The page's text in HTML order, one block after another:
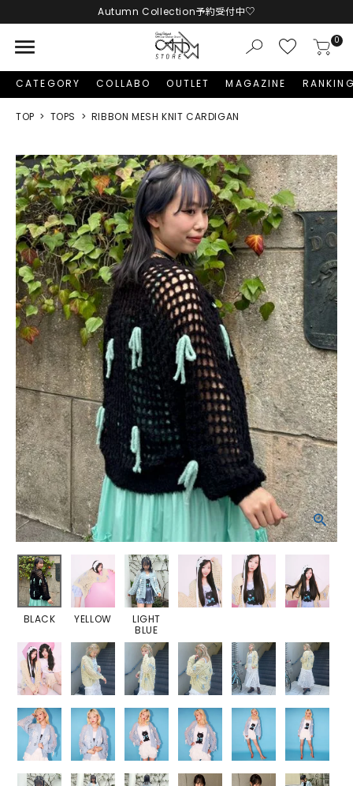
Autumn Collection予約受付中♡
LINE友だち追加 + ID連携で1,000円OFFクーポンプレゼント
新規会員登録で1,000円分のポイントプレゼント！
menu 0
CATEGORY COLLABO OUTLET MAGAZINE
TOP TOPS RIBBON MESH KNIT CARDIGAN
BLACK YELLOW
LIGHT
BLUE